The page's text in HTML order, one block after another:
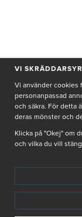
Genom att
De
VI
Vi använder cookies
personanpassad
och säkra. För detta
deras mönster och
Klicka på "Okej" om
och vilka du vill